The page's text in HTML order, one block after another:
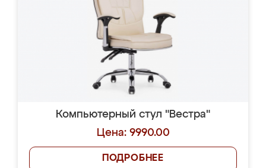
Компьютерный стул "Вестра"
Цена: 9990.00
ПОДРОБНЕЕ